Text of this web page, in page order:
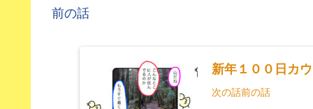
前の話
新年１００日カ
次の話前の話